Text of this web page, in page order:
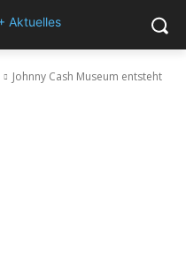
Johnny Cash Museum entsteht